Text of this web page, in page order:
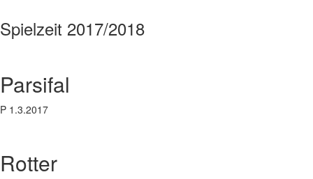
Spielzeit 2017/2018
Parsifal
P 1.3.2017
Rotter